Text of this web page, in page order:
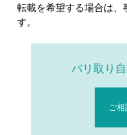
転載を希望する場合は、
す。
バリ取り
ご相